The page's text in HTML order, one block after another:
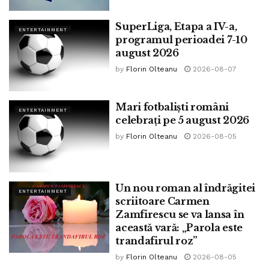
ENTERTAINMENT
SuperLiga, Etapa a IV-a,
programul perioadei 7-10
august 2026
by Florin Olteanu 2026-08-07
ENTERTAINMENT
Mari fotbaliști români
celebrați pe 5 august 2026
by Florin Olteanu 2026-08-05
ENTERTAINMENT
Un nou roman al îndrăgitei
scriitoare Carmen
Zamfirescu se va lansa în
această vară: „Parola este
trandafirul roz”
by Florin Olteanu 2026-08-05